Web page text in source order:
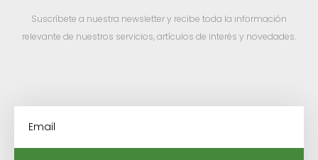
Suscríbete a nuestra newsletter y recibe toda la información
relevante de nuestros servicios, artículos de interés y novedades.